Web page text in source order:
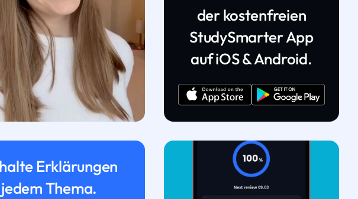
der kostenfreien
StudySmarter App
auf iOS & Android.
Erklärungen
Thema.